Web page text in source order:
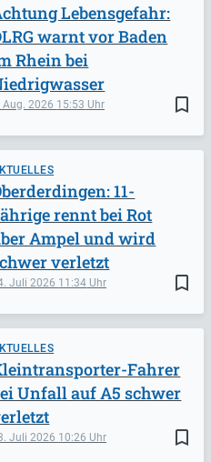
bookmark_border
Aug. 2026 15:53
Lebensgefahr:
warnt vor Baden
Rhein bei
bookmark_border
Juli 2026 11:34
11-
rennt bei Rot
Ampel und wird
verletzt
bookmark_border
Juli 2026 10:26
Fahrer
Unfall auf A5 schwer